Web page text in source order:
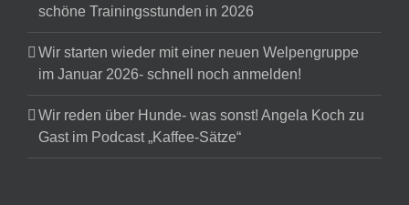
schöne Trainingsstunden in 2026
Wir starten wieder mit einer neuen Welpengruppe
im Januar 2026- schnell noch anmelden!
Wir reden über Hunde- was sonst! Angela Koch zu
Gast im Podcast „Kaffee-Sätze“